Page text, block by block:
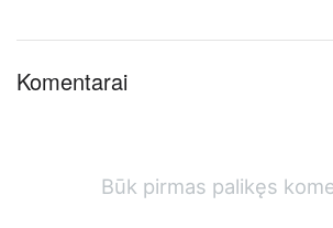
Komentarai
Būk pirmas palikęs